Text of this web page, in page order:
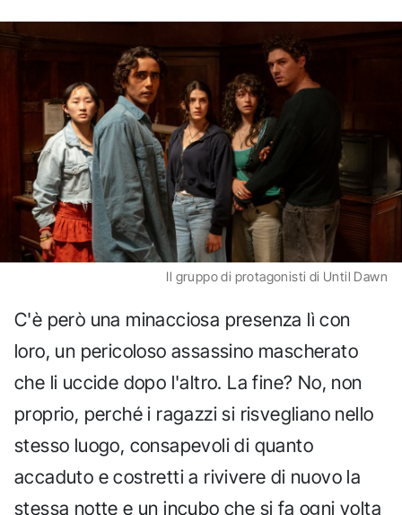
Il gruppo di protagonisti di Until Dawn
C'è però una minacciosa presenza lì con
loro, un pericoloso assassino mascherato
che li uccide dopo l'altro. La fine? No, non
proprio, perché i ragazzi si risvegliano nello
stesso luogo, consapevoli di quanto
accaduto e costretti a rivivere di nuovo la
stessa notte e un incubo che si fa ogni volta